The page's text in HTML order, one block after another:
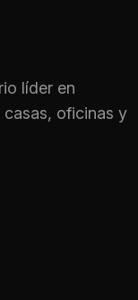
líder en
casas, oficinas y